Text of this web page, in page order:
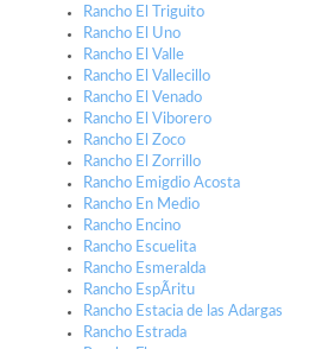
Rancho El Triguito
Rancho El Uno
Rancho El Valle
Rancho El Vallecillo
Rancho El Venado
Rancho El Viborero
Rancho El Zoco
Rancho El Zorrillo
Rancho Emigdio Acosta
Rancho En Medio
Rancho Encino
Rancho Escuelita
Rancho Esmeralda
Rancho EspÃ­ritu
Rancho Estacia de las Adargas
Rancho Estrada